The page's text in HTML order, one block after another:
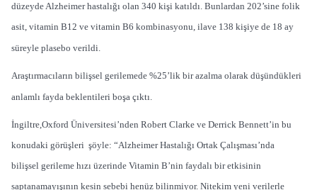
düzeyde Alzheimer hastalığı olan 340 kişi katıldı. Bunlardan 202’sine folik
asit, vitamin B12 ve vitamin B6 kombinasyonu, ilave 138 kişiye de 18 ay
süreyle plasebo verildi.
Araştırmacıların bilişsel gerilemede %25’lik bir azalma olarak düşündükleri
anlamlı fayda beklentileri boşa çıktı.
İngiltre,Oxford Üniversitesi’nden Robert Clarke ve Derrick Bennett’in bu
konudaki görüşleri şöyle: “Alzheimer Hastalığı Ortak Çalışması’nda
bilişsel gerileme hızı üzerinde Vitamin B’nin faydalı bir etkisinin
saptanamayışının kesin sebebi henüz bilinmiyor. Nitekim yeni verilerle